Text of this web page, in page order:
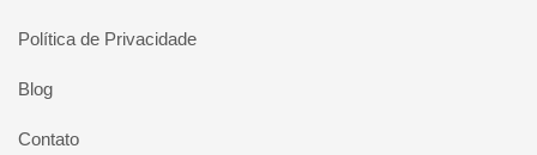
Política de Privacidade
Blog
Contato